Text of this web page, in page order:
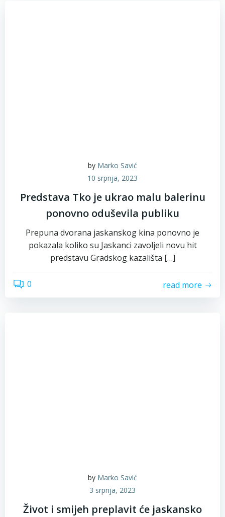
by Marko Savić
10 srpnja, 2023
Predstava Tko je ukrao malu balerinu
ponovno oduševila publiku
Prepuna dvorana jaskanskog kina ponovno je
pokazala koliko su Jaskanci zavoljeli novu hit
predstavu Gradskog kazališta […]
0 read more
by Marko Savić
3 srpnja, 2023
Život i smijeh preplavit će jaskansko